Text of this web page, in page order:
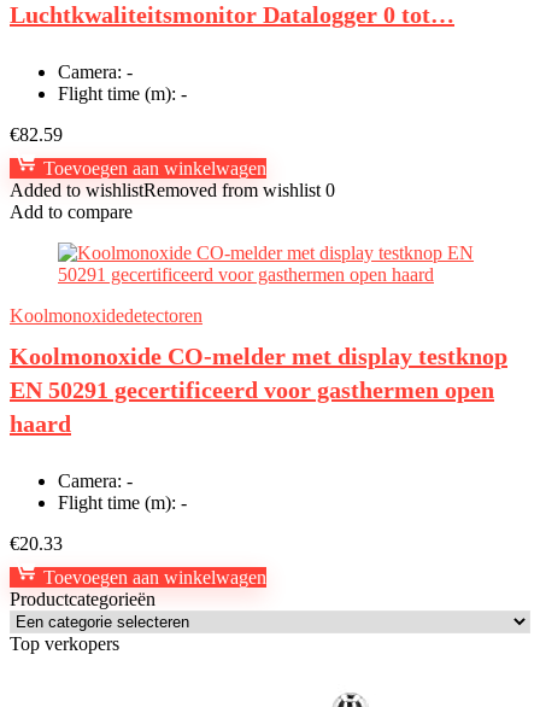
Luchtkwaliteitsmonitor Datalogger 0 tot…
Camera: -
Flight time (m): -
€82.59
Toevoegen aan winkelwagen
Added to wishlistRemoved from wishlist 0
Add to compare
Koolmonoxidedetectoren
Koolmonoxide CO-melder met display testknop
EN 50291 gecertificeerd voor gasthermen open
haard
Camera: -
Flight time (m): -
€20.33
Toevoegen aan winkelwagen
Productcategorieën
Top verkopers